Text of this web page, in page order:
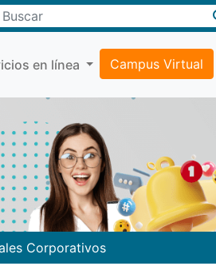
en línea Campus Virtual
Corporativos